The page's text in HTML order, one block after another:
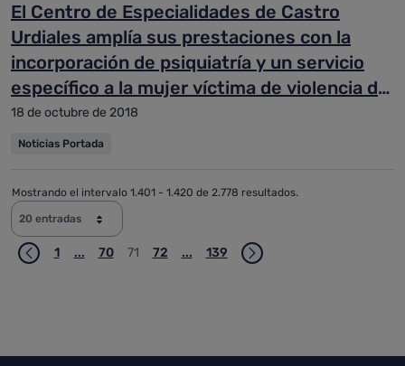
El Centro de Especialidades de Castro
Urdiales amplía sus prestaciones con la
incorporación de psiquiatría y un servicio
específico a la mujer víctima de violencia de
género
18 de octubre de 2018
Noticias Portada
20 entradas
Mostrando el intervalo 1.401 - 1.420 de 2.778 resultados.
Página
1 ...Páginas intermedias Use TAB para desplazarse.
Página
70 Página
71 Página
72 ...Páginas intermedias Use TAB para
Página
139